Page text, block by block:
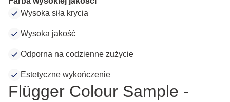
Wysoka siła krycia
Wysoka jakość
Odporna na codzienne zużycie
Estetyczne wykończenie
Flügger Colour Sample -